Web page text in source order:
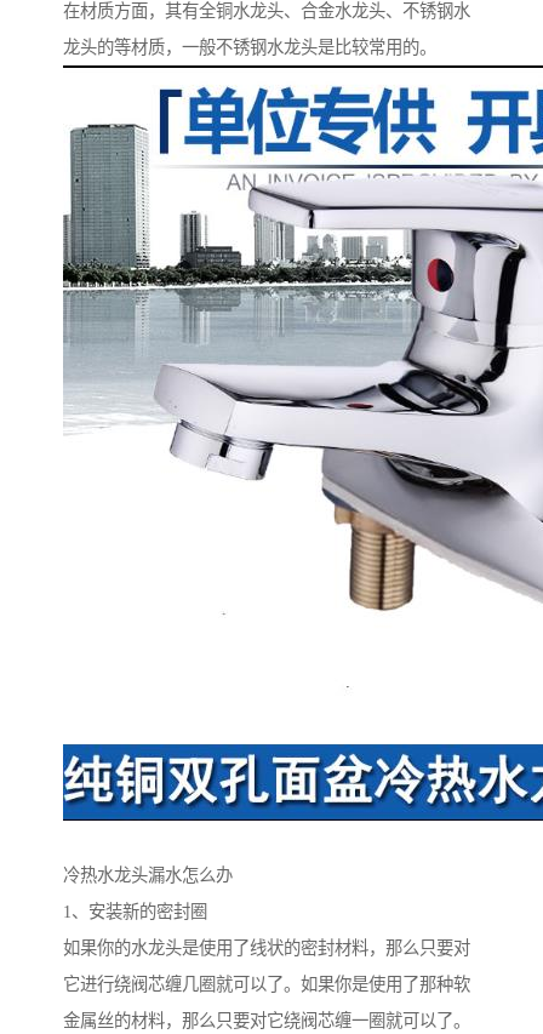
在材质方面，其有全铜水龙头、合金水龙头、不锈钢水
龙头的等材质，一般不锈钢水龙头是比较常用的。
冷热水龙头漏水怎么办
1、安装新的密封圈
如果你的水龙头是使用了线状的密封材料，那么只要对
它进行绕阀芯缠几圈就可以了。如果你是使用了那种软
金属丝的材料，那么只要对它绕阀芯缠一圈就可以了。